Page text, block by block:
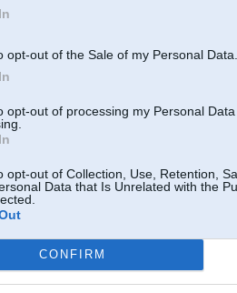
opt-out of the Sale of my Personal Data.
opt-out of processing my Personal
opt-out of Collection, Use, Retention,
Data that Is Unrelated with the
CONFIRM
30. Nov 2013, 22:15
25 Nov 2013, 13:26:41 Reinis_RJ